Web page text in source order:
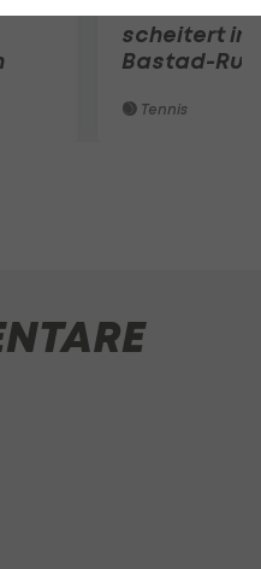
scheitert in
Bastad-
Tennis